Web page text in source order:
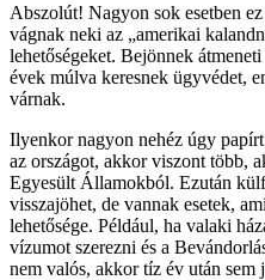
Abszolút! Nagyon sok esetben
vágnak neki az „amerikai
lehetőségeket. Bejönnek
évek múlva keresnek ügyvédet,
várnak.
Ilyenkor nagyon nehéz úgy
az országot, akkor viszont több,
Egyesült Államokból. Ezután
visszajöhet, de vannak esetek,
lehetősége. Például, ha valaki
vízumot szerezni és a
nem valós, akkor tíz év után sem